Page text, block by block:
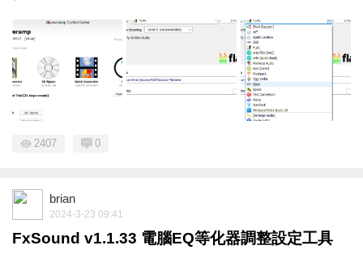
2407 0
brian
2024-3-23 09:41
FxSound v1.1.33 電腦EQ等化器調整設定工具